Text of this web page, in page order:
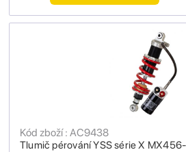
Tlumič pérování YSS série X
Kód zboží : AC9438